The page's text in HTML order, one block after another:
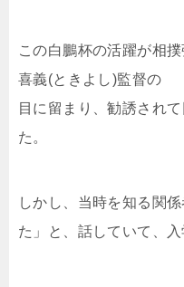
この白鵬杯の活躍が相
喜義(ときよし)監督の
目に留まり、勧誘され
た。
しかし、当時を知る関
た」と、話していて、